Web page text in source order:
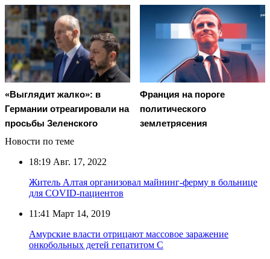
«Выглядит жалко»: в
Германии отреагировали на
просьбы Зеленского
Франция на пороге
политического
землетрясения
Новости по теме
18:19 Авг. 17, 2022
Житель Алтая организовал майнинг-ферму в больнице
для COVID-пациентов
11:41 Март 14, 2019
Амурские власти отрицают массовое заражение
онкобольных детей гепатитом C